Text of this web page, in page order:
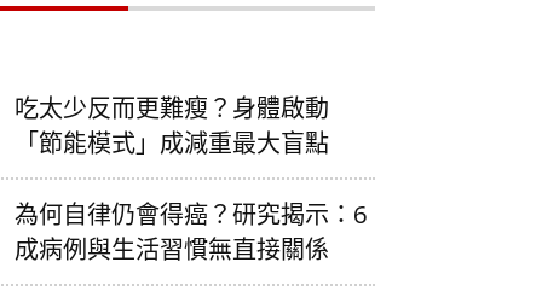
吃太少反而更難瘦？身體啟動
「節能模式」成減重最大盲點
為何自律仍會得癌？研究揭示：6
成病例與生活習慣無直接關係